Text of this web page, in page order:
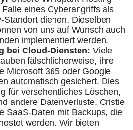
eines Cyberangriffs als
Standort dienen. Dieselben
von uns auf Wunsch auch
implementiert werden.
bei Cloud-Diensten: Viele
fälschlicherweise, ihre
Microsoft 365 oder Google
automatisch gesichert. Dies
für versehentliches Löschen,
andere Datenverluste. Cristie
SaaS-Daten mit Backups, die
werden. Wir bieten